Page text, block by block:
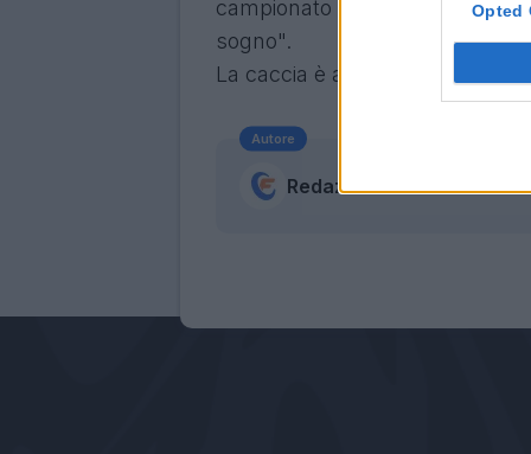
Opted
campionato più competitivo,
sogno".
La caccia è appena iniziato
Autore
Redazione Fantacalcio.it